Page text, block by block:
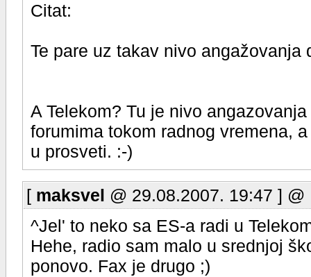
Citat:
Te pare uz takav nivo
A Telekom? Tu je nivo
forumima tokom radnog vremena,
u prosveti. :-)
[ maksvel @ 29.08.2007. 19:47 ] @
^Jel' to neko sa ES-a radi u
Hehe, radio sam malo u srednjoj
ponovo. Fax je drugo ;)